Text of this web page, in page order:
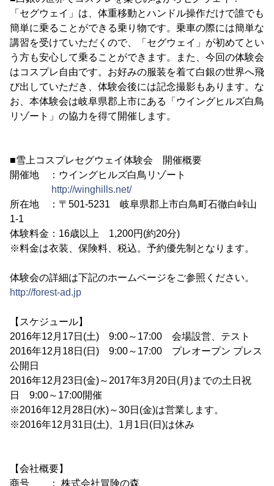
「セグウェイ」は、体重移動とハンドル操作だけで誰でも
簡単に乗ることができる乗り物です。乗車の際には簡単な
講習を受けていただくので、「セグウェイ」が初めてとい
う方も安心して乗ることができます。また、今回の体験会
はコスプレ自由です。お好みの服装を着て白銀の世界へ飛
び出していただき、体験会後には記念撮影もあります。な
お、本体験会は岐阜県郡上市にある「ウイングヒルズ白鳥
リゾート」の協力を得て開催します。
■雪上コスプレセグウェイ体験会 開催概要
開催地 ：ウイングヒルズ白鳥リゾート
http://winghills.net/
所在地 ：〒501-5231 岐阜県郡上市白鳥町石徹白峠山
1-1
体験料金：16歳以上 1,200円(約20分)
※料金は衣装、保険料、税込。予約優先制となります。
体験会の詳細は下記のホームページをご参照ください。
http://forest-ad.jp
【スケジュール】
2016年12月17日(土) 9:00～17:00 会場設営、テスト
2016年12月18日(日) 9:00～17:00 プレオープン プレス
公開日
2016年12月23日(金)～2017年3月20日(月)までの土日祝
日 9:00～17:00開催
※2016年12月28日(水)～30日(金)は営業します。
※2016年12月31日(土)、1月1日(日)は休み
【会社概要】
商号 ： 株式会社冒険の森